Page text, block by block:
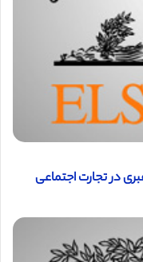
در تجارت اجتماعی